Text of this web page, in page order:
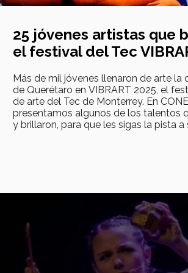
25 jóvenes artistas que
el festival del Tec
Más de mil jóvenes llenaron de arte la
de Querétaro en VIBRART 2025, el
de arte del Tec de Monterrey. En
presentamos algunos de los talentos
y brillaron, para que les sigas la pista a